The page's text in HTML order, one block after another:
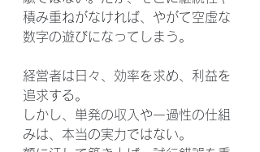
積み重ねがなければ、やがて空虚な
数字の遊びになってしまう。
経営者は日々、効率を求め、利益を
追求する。
しかし、単発の収入や一過性の仕組
みは、本当の実力ではない。